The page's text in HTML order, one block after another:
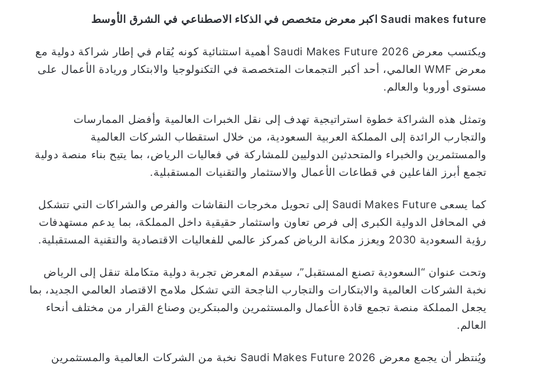
Saudi makes future اكبر معرض متخصص في الذكاء الاصطناعي في الشرق الأوسط
ويكتسب معرض Saudi Makes Future 2026 أهمية استثنائية كونه يُقام في إطار شراكة دولية مع
معرض WMF العالمي، أحد أكبر التجمعات المتخصصة في التكنولوجيا والابتكار وريادة الأعمال على
مستوى أوروبا والعالم.
وتمثل هذه الشراكة خطوة استراتيجية تهدف إلى نقل الخبرات العالمية وأفضل الممارسات
والتجارب الرائدة إلى المملكة العربية السعودية، من خلال استقطاب الشركات العالمية
والمستثمرين والخبراء والمتحدثين الدوليين للمشاركة في فعاليات الرياض، بما يتيح بناء منصة دولية
تجمع أبرز الفاعلين في قطاعات الأعمال والاستثمار والتقنيات المستقبلية.
كما يسعى Saudi Makes Future إلى تحويل مخرجات النقاشات والفرص والشراكات التي تتشكل
في المحافل الدولية الكبرى إلى فرص تعاون واستثمار حقيقية داخل المملكة، بما يدعم مستهدفات
رؤية السعودية 2030 ويعزز مكانة الرياض كمركز عالمي للفعاليات الاقتصادية والتقنية المستقبلية.
وتحت عنوان “السعودية تصنع المستقبل”، سيقدم المعرض تجربة دولية متكاملة تنقل إلى الرياض
نخبة الشركات العالمية والابتكارات والتجارب الناجحة التي تشكل ملامح الاقتصاد العالمي الجديد، بما
يجعل المملكة منصة تجمع قادة الأعمال والمستثمرين والمبتكرين وصناع القرار من مختلف أنحاء
العالم.
ويُنتظر أن يجمع معرض Saudi Makes Future 2026 نخبة من الشركات العالمية والمستثمرين